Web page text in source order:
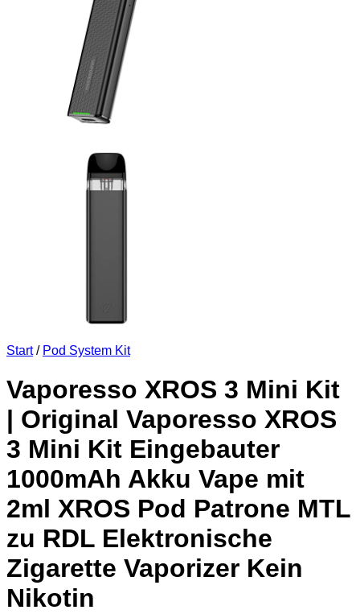
Start / Pod System Kit
Vaporesso XROS 3 Mini Kit
| Original Vaporesso XROS
3 Mini Kit Eingebauter
1000mAh Akku Vape mit
2ml XROS Pod Patrone MTL
zu RDL Elektronische
Zigarette Vaporizer Kein
Nikotin